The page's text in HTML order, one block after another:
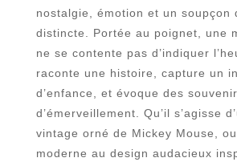
nostalgie, émotion et un soupçon
distincte. Portée au poignet, une
ne se contente pas d’indiquer
raconte une histoire, capture un
d’enfance, et évoque des
d’émerveillement. Qu’il s’agisse
vintage orné de Mickey Mouse, ou
moderne au design audacieux